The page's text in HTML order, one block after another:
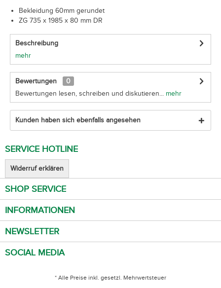
Bekleidung 60mm gerundet
ZG 735 x 1985 x 80 mm DR
Beschreibung
mehr
Bewertungen
0
Bewertungen lesen, schreiben und diskutieren... mehr
Kunden haben sich ebenfalls angesehen
SERVICE HOTLINE
Widerruf erklären
SHOP SERVICE
INFORMATIONEN
NEWSLETTER
SOCIAL MEDIA
* Alle Preise inkl. gesetzl. Mehrwertsteuer